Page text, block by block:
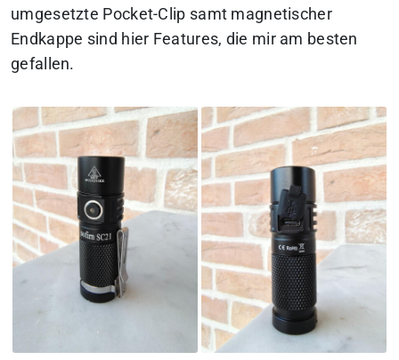
umgesetzte Pocket-Clip samt magnetischer
Endkappe sind hier Features, die mir am besten
gefallen.